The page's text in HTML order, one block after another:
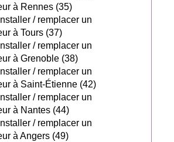
à Rennes (35)
/ remplacer un
à Tours (37)
/ remplacer un
à Grenoble (38)
/ remplacer un
à Saint-Étienne (42)
/ remplacer un
à Nantes (44)
/ remplacer un
à Angers (49)